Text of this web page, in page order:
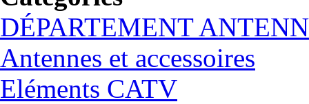
DÉPARTEMENT
Antennes et accessoires
Eléments CATV